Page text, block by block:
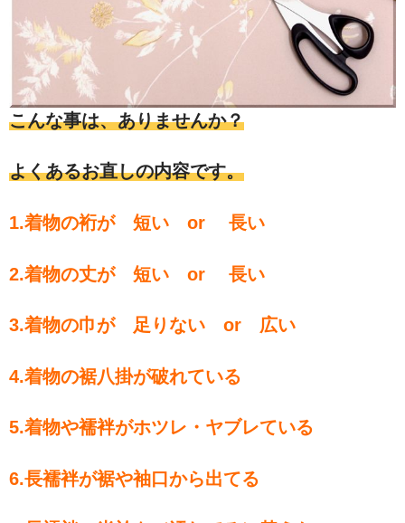
Privacy Policy
こんな事は、ありませんか？
よくあるお直しの内容です。
1.着物の裄が 短い or 長い
2.着物の丈が 短い or 長い
3.着物の巾が 足りない or 広い
4.着物の裾八掛が破れている
5.着物や襦袢がホツレ・ヤブレている
6.長襦袢が裾や袖口から出てる